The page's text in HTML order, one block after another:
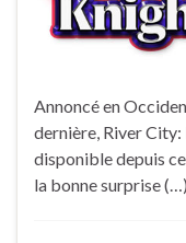
Annoncé en
dernière, River
disponible depuis
la bonne surprise (…)